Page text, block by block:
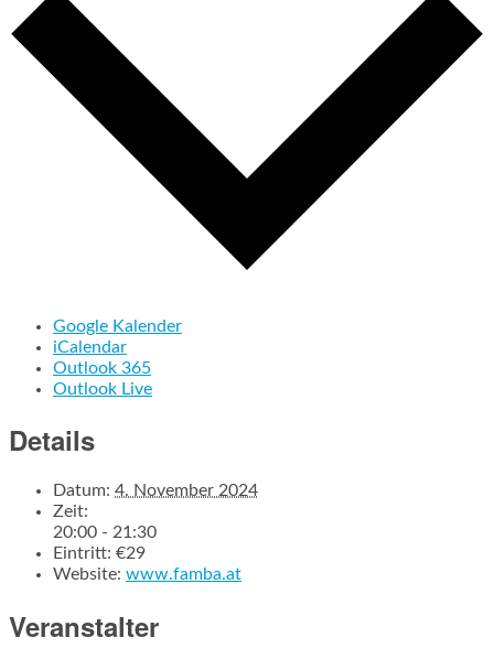
Google Kalender
iCalendar
Outlook 365
Outlook Live
Details
Datum: 4. November 2024
Zeit:
20:00 - 21:30
Eintritt: €29
Website: www.famba.at
Veranstalter